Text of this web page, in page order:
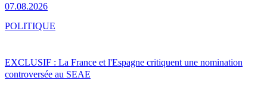
07.08.2026
EXCLUSIF : La France et l'Espagne critiquent une nomination
controversée au SEAE
POLITIQUE